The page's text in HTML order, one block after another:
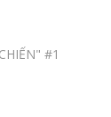
#1